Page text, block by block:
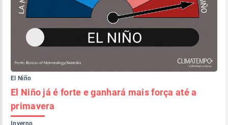
El Niño
El Niño já é forte e ganhará mais força até a
primavera
Inverno